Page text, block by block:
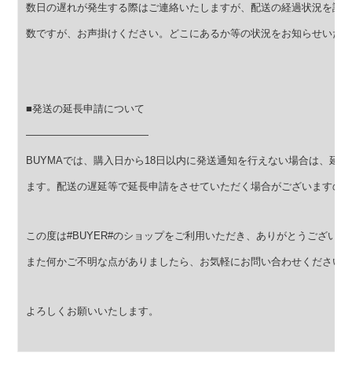
数日の遅れが発生する際はご連絡いたしますが、配送の経過状況を詳
数ですが、お声掛けください。どこにあるか等の状況をお知らせいた
■発送の延長申請について
————————————
BUYMAでは、購入日から18日以内に発送通知を行えない場合は、延
ます。配送の遅延等で延長申請をさせていただく場合がございますの
この度は#BUYER#のショップをご利用いただき、ありがとうございま
また何かご不明な点がありましたら、お気軽にお問い合わせください
よろしくお願いいたします。